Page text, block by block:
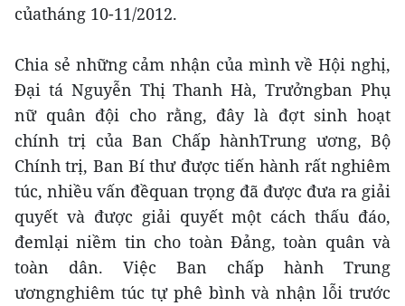
củatháng 10-11/2012.
Chia sẻ những cảm nhận của mình về Hội nghị,
Đại tá Nguyễn Thị Thanh Hà, Trưởngban Phụ
nữ quân đội cho rằng, đây là đợt sinh hoạt
chính trị của Ban Chấp hànhTrung ương, Bộ
Chính trị, Ban Bí thư được tiến hành rất nghiêm
túc, nhiều vấn đềquan trọng đã được đưa ra giải
quyết và được giải quyết một cách thấu đáo,
đemlại niềm tin cho toàn Đảng, toàn quân và
toàn dân. Việc Ban chấp hành Trung
ươngnghiêm túc tự phê bình và nhận lỗi trước